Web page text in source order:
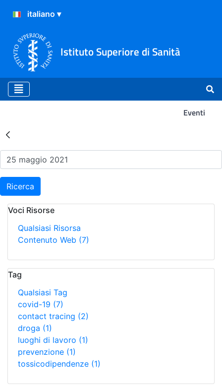
Istituto Superiore di Sanità
Eventi
Risultati della Ricerca -
Ricerca
Voci Risorse
Qualsiasi Risorsa
Contenuto Web (7)
Tag
Qualsiasi Tag
covid-19 (7)
contact tracing (2)
droga (1)
luoghi di lavoro (1)
prevenzione (1)
tossicodipendenze (1)